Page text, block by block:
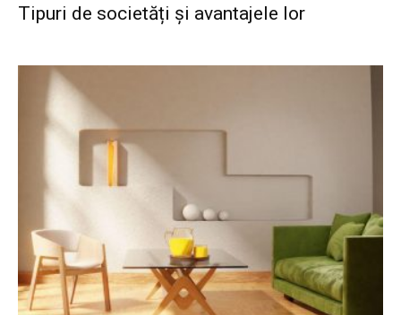
Tipuri de societăți și avantajele lor